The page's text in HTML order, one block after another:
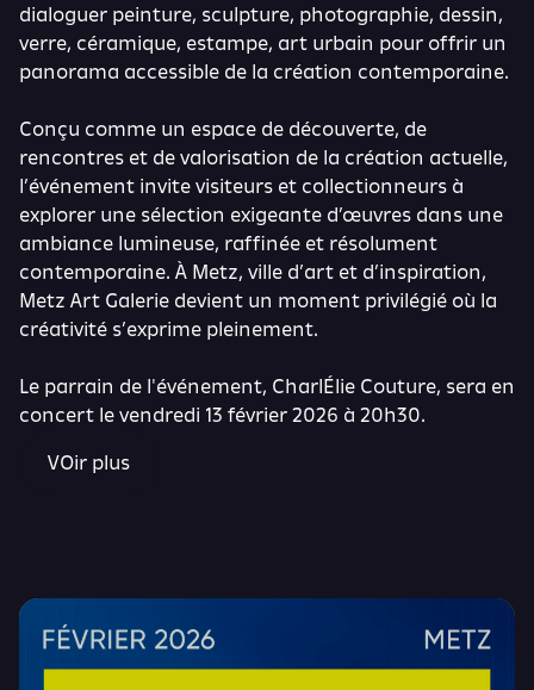
dialoguer peinture, sculpture, photographie, dessin,
verre, céramique, estampe, art urbain pour offrir un
panorama accessible de la création contemporaine.
Conçu comme un espace de découverte, de
rencontres et de valorisation de la création actuelle,
l’événement invite visiteurs et collectionneurs à
explorer une sélection exigeante d’œuvres dans une
ambiance lumineuse, raffinée et résolument
contemporaine. À Metz, ville d’art et d’inspiration,
Metz Art Galerie devient un moment privilégié où la
créativité s’exprime pleinement.
Le parrain de l'événement, CharlÉlie Couture, sera en
concert le vendredi 13 février 2026 à 20h30.
VOir plus